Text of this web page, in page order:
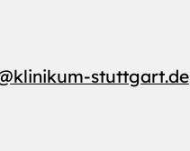
klinikum-stuttgart.de